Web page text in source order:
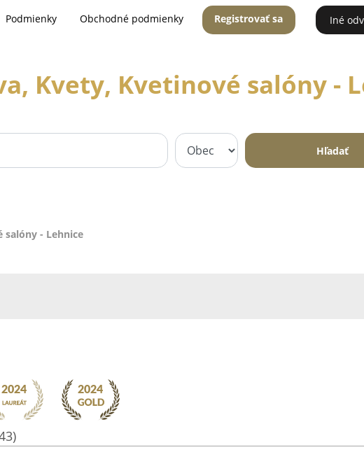
Podmienky Obchodné podmienky Registrovať sa Iné
Kvety, Kvetinové salóny -
Hľadať
salóny - Lehnice